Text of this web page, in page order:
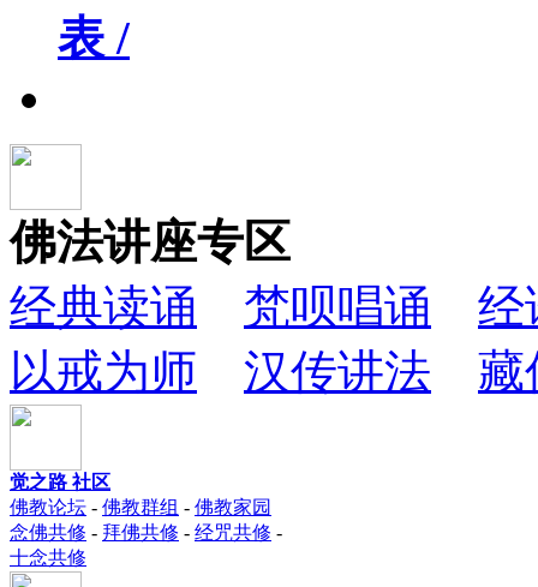
表 /
佛法讲座专区
经典读诵
梵呗唱诵
经
以戒为师
汉传讲法 藏
觉之路 社区
佛教论坛 - 佛教群组 - 佛教家园
念佛共修 - 拜佛共修 - 经咒共修 -
十念共修